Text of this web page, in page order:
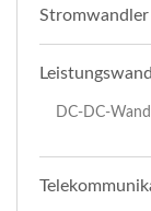
Stromwandler
DC-DC-